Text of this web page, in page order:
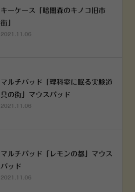
キーケース「暗闇森のキノコ旧市
街」
2021.11.06
マルチパッド「理科室に眠る実験道
具の街」マウスパッド
2021.11.06
マルチパッド「レモンの都」マウス
パッド
2021.11.06